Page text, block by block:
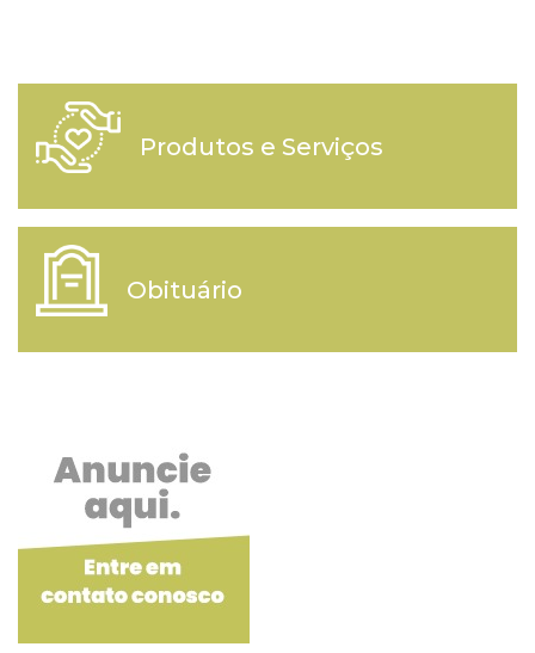
Produtos e Serviços
Obituário